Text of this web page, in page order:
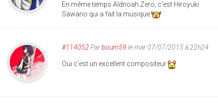
En même temps Aldnoah.Zero, c'est Hiroyuki
Sawano qui a fait la musique
#114052 Parboum59 le mar 07/07/2015 à 22h24
Oui c'est un excellent compositeur